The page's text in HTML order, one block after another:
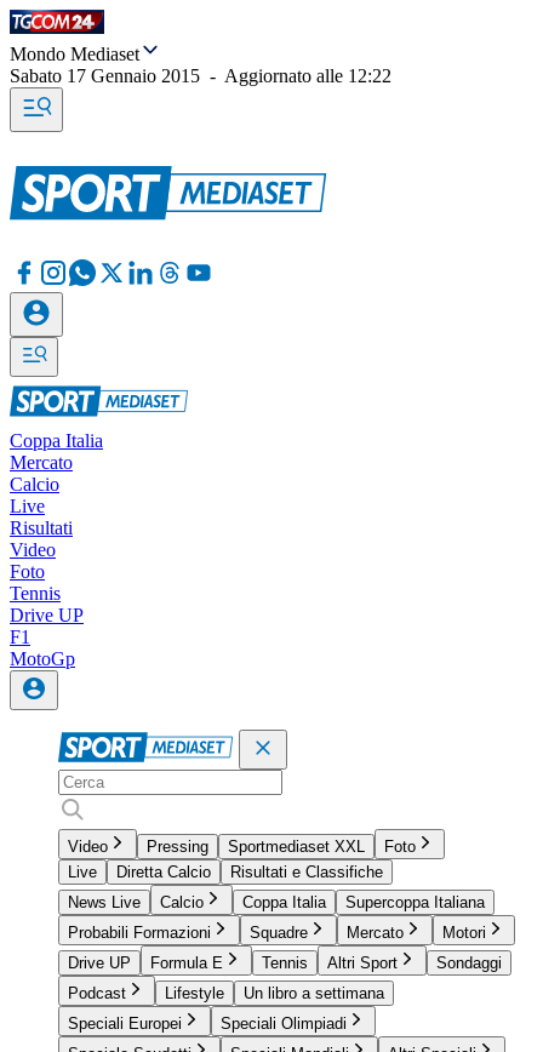
Mondo Mediaset
Sabato 17 Gennaio 2015 - Aggiornato alle 12:22
Coppa Italia
Mercato
Calcio
Live
Risultati
Video
Foto
Tennis
Drive UP
F1
MotoGp
Video Pressing Sportmediaset XXL
Foto
Live
Diretta Calcio
Risultati e Classifiche
News Live
Calcio Coppa Italia
Supercoppa Italiana
Probabili Formazioni
Squadre Mercato
Motori
Drive UP
Formula E Tennis Altri Sport
Sondaggi
Podcast
Lifestyle
Un libro a settimana
Speciali Europei
Speciali Olimpiadi